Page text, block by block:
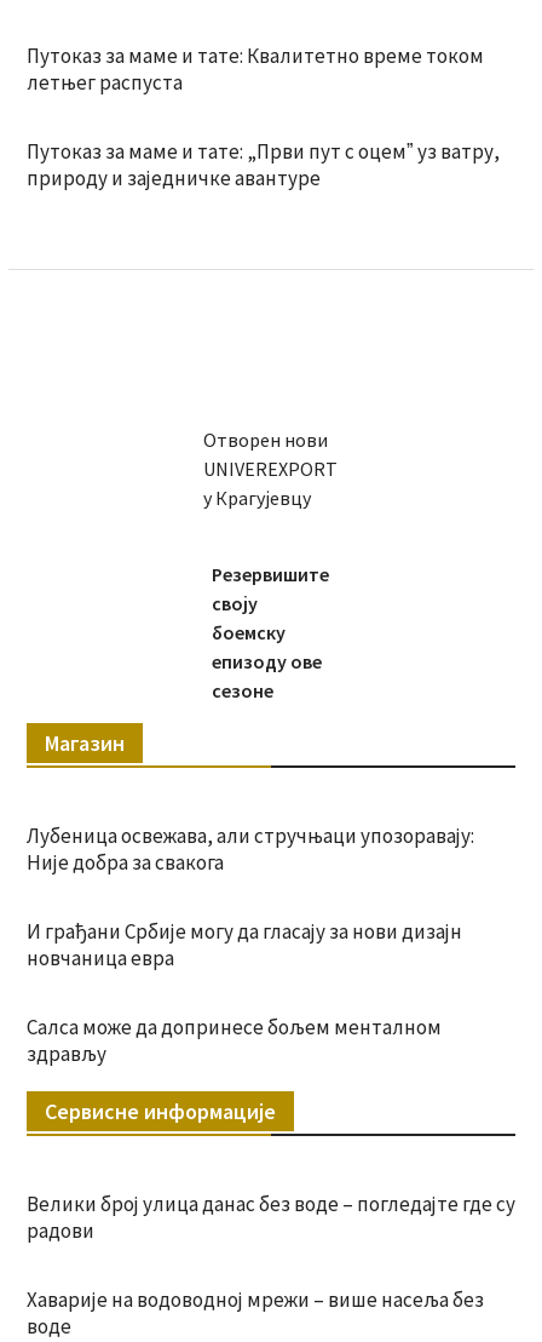
Путоказ за маме и тате: Квалитетно време током
летњег распуста
Путоказ за маме и тате: „Први пут с оцемˮ уз ватру,
природу и заједничке авантуре
Отворен нови
UNIVEREXPORT
у Крагујевцу
Резервишите
своју
боемску
епизоду ове
сезоне
Магазин
Лубеница освежава, али стручњаци упозоравају:
Није добра за свакога
И грађани Србије могу да гласају за нови дизајн
новчаница евра
Салса може да допринесе бољем менталном
здрављу
Сервисне информације
Велики број улица данас без воде – погледајте где су
радови
Хаварије на водоводној мрежи – више насеља без
воде